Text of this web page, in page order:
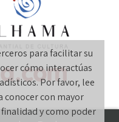
para facilitar su
cómo interactúas
Por favor, lee
conocer con mayor
y como poder